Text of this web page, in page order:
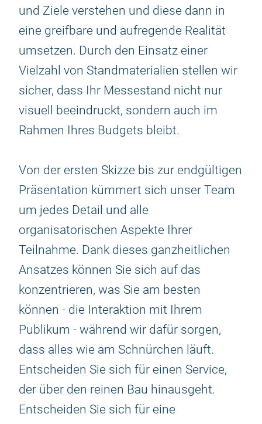
und Ziele verstehen und diese dann in
eine greifbare und aufregende Realität
umsetzen. Durch den Einsatz einer
Vielzahl von Standmaterialien stellen wir
sicher, dass Ihr Messestand nicht nur
visuell beeindruckt, sondern auch im
Rahmen Ihres Budgets bleibt.
Von der ersten Skizze bis zur endgültigen
Präsentation kümmert sich unser Team
um jedes Detail und alle
organisatorischen Aspekte Ihrer
Teilnahme. Dank dieses ganzheitlichen
Ansatzes können Sie sich auf das
konzentrieren, was Sie am besten
können - die Interaktion mit Ihrem
Publikum - während wir dafür sorgen,
dass alles wie am Schnürchen läuft.
Entscheiden Sie sich für einen Service,
der über den reinen Bau hinausgeht.
Entscheiden Sie sich für eine